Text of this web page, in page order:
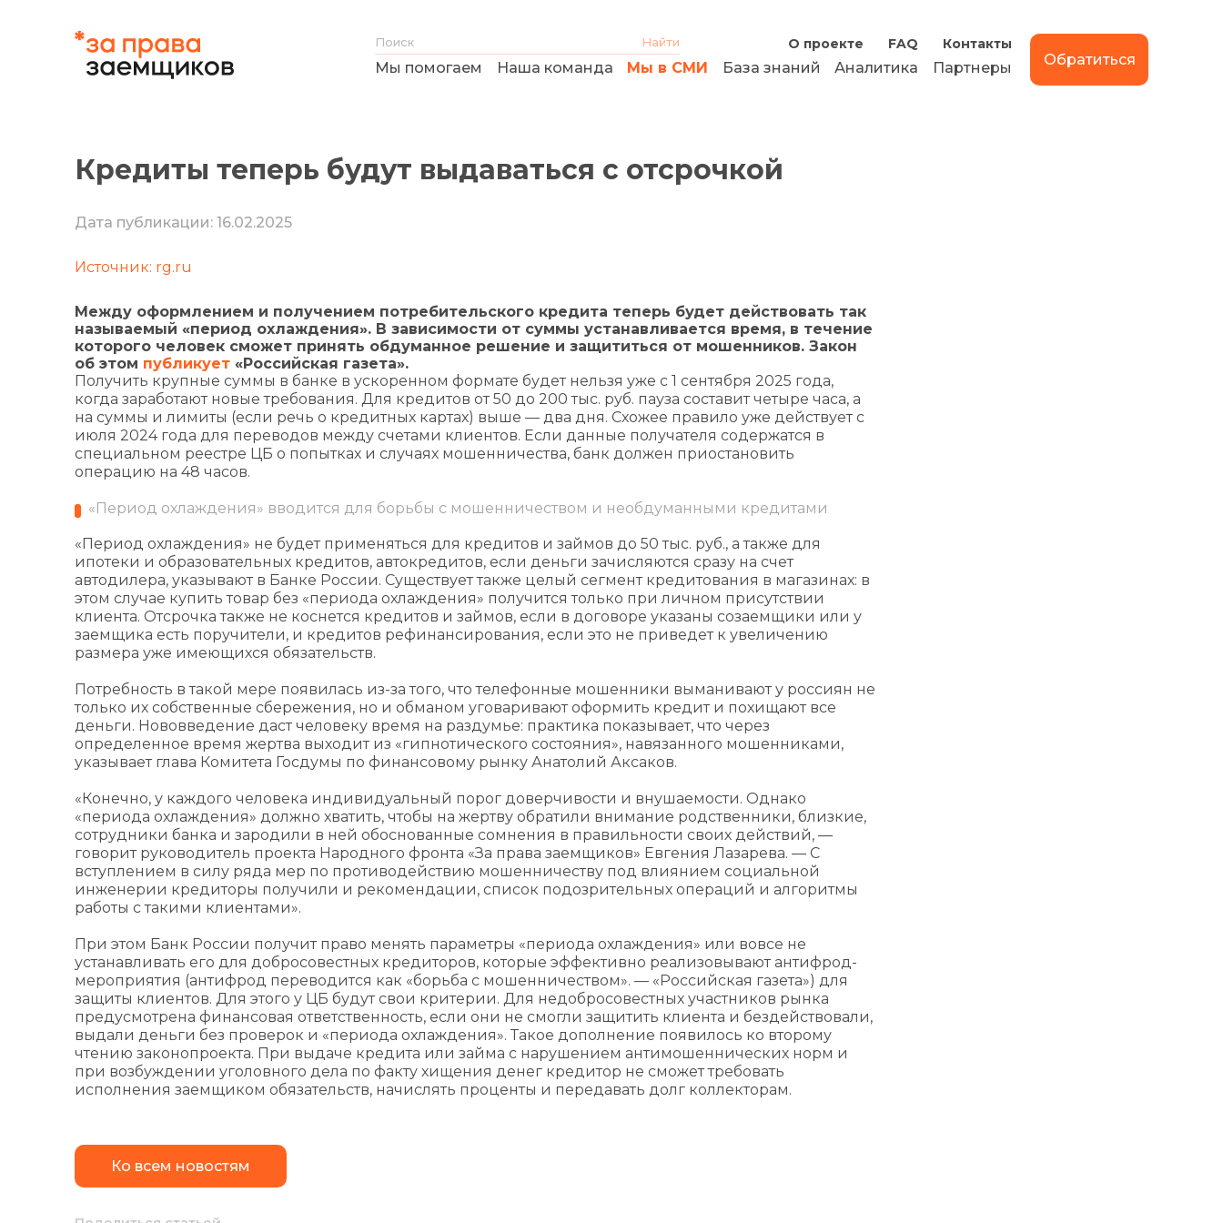
О проекте FAQ Контакты
Мы помогаем Наша команда Мы в СМИ База знаний Аналитика Партнеры Обратиться
Кредиты теперь будут выдаваться с отсрочкой
Дата публикации: 16.02.2025
Источник: rg.ru
Между оформлением и получением потребительского кредита теперь будет действовать так
называемый «период охлаждения». В зависимости от суммы устанавливается время, в течение
которого человек сможет принять обдуманное решение и защититься от мошенников. Закон
об этом публикует «Российская газета».
Получить крупные суммы в банке в ускоренном формате будет нельзя уже с 1 сентября 2025 года,
когда заработают новые требования. Для кредитов от 50 до 200 тыс. руб. пауза составит четыре часа, а
на суммы и лимиты (если речь о кредитных картах) выше — два дня. Схожее правило уже действует с
июля 2024 года для переводов между счетами клиентов. Если данные получателя содержатся в
специальном реестре ЦБ о попытках и случаях мошенничества, банк должен приостановить
операцию на 48 часов.
«Период охлаждения» вводится для борьбы с мошенничеством и необдуманными кредитами
«Период охлаждения» не будет применяться для кредитов и займов до 50 тыс. руб., а также для
ипотеки и образовательных кредитов, автокредитов, если деньги зачисляются сразу на счет
автодилера, указывают в Банке России. Существует также целый сегмент кредитования в магазинах: в
этом случае купить товар без «периода охлаждения» получится только при личном присутствии
клиента. Отсрочка также не коснется кредитов и займов, если в договоре указаны созаемщики или у
заемщика есть поручители, и кредитов рефинансирования, если это не приведет к увеличению
размера уже имеющихся обязательств.
Потребность в такой мере появилась из-за того, что телефонные мошенники выманивают у россиян не
только их собственные сбережения, но и обманом уговаривают оформить кредит и похищают все
деньги. Нововведение даст человеку время на раздумье: практика показывает, что через
определенное время жертва выходит из «гипнотического состояния», навязанного мошенниками,
указывает глава Комитета Госдумы по финансовому рынку Анатолий Аксаков.
«Конечно, у каждого человека индивидуальный порог доверчивости и внушаемости. Однако
«периода охлаждения» должно хватить, чтобы на жертву обратили внимание родственники, близкие,
сотрудники банка и зародили в ней обоснованные сомнения в правильности своих действий, —
говорит руководитель проекта Народного фронта «За права заемщиков» Евгения Лазарева. — С
вступлением в силу ряда мер по противодействию мошенничеству под влиянием социальной
инженерии кредиторы получили и рекомендации, список подозрительных операций и алгоритмы
работы с такими клиентами».
При этом Банк России получит право менять параметры «периода охлаждения» или вовсе не
устанавливать его для добросовестных кредиторов, которые эффективно реализовывают антифрод-
мероприятия (антифрод переводится как «борьба с мошенничеством». — «Российская газета») для
защиты клиентов. Для этого у ЦБ будут свои критерии. Для недобросовестных участников рынка
предусмотрена финансовая ответственность, если они не смогли защитить клиента и бездействовали,
выдали деньги без проверок и «периода охлаждения». Такое дополнение появилось ко второму
чтению законопроекта. При выдаче кредита или займа с нарушением антимошеннических норм и
при возбуждении уголовного дела по факту хищения денег кредитор не сможет требовать
исполнения заемщиком обязательств, начислять проценты и передавать долг коллекторам.
Ко всем новостям